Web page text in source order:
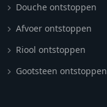
Douche ontstoppen
Afvoer ontstoppen
Riool ontstoppen
Gootsteen ontstoppen